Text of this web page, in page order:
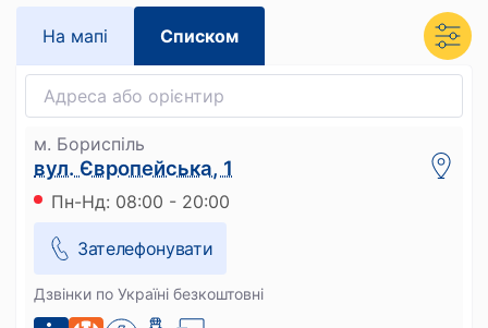
На мапi Списком
м. Бориспіль
вул. Європейська, 1
Пн-Нд: 08:00 - 20:00
Зателефонувати
Дзвінки по Україні безкоштовні